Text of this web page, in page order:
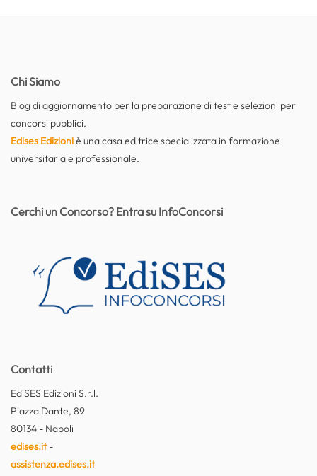
Chi Siamo
Blog di aggiornamento per la preparazione di test e selezioni per
concorsi pubblici.
Edises Edizioniè una casa editrice specializzata in formazione
universitaria e professionale.
Contatti
EdiSES Edizioni S.r.l.
Piazza Dante, 89
80134 - Napoli
edises.it-
assistenza.edises.it
Cerchi un Concorso? Entra su InfoConcorsi